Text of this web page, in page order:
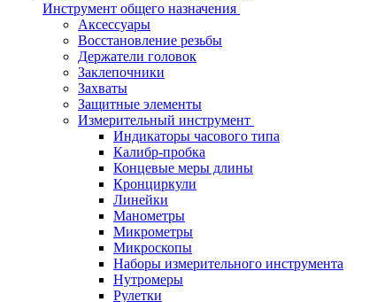
Инструмент общего назначения
Аксессуары
Восстановление резьбы
Держатели головок
Заклепочники
Захваты
Защитные элементы
Измерительный инструмент
Индикаторы часового типа
Калибр-пробка
Концевые меры длины
Кронциркули
Линейки
Манометры
Микрометры
Микроскопы
Наборы измерительного инструмента
Нутромеры
Рулетки